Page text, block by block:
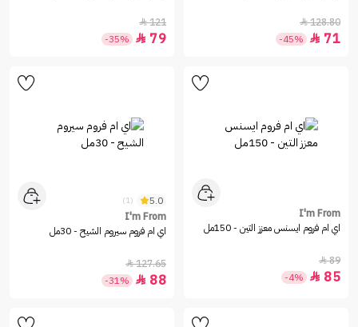
128.80

71

-45%
121

79

-35%
I'm From
اي ام فروم ايسنس معزز التين - 150مل
89

85

-4%
5.0
(1)
I'm From
اي ام فروم سيروم الشيح - 30مل
127.65

88

-31%